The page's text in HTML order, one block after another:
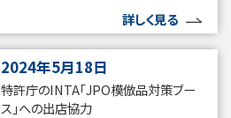
詳しく見る
2024年5月18日
特許庁のINTA「JPO模倣品対策ブー
ス」への出店協力